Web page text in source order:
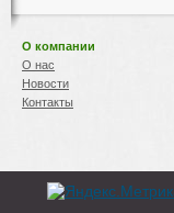
О компании
О нас
Новости
Контакты